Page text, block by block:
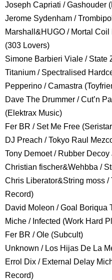
Joseph Capriati / Gashouder
Jerome Sydenham /
Marshall&HUGO / Mortal
(303 Lovers)
Simone Barbieri Viale / State
Titanium / Spectralised
Pepperino / Camastra
Dave The Drummer / Cut’n
(Elektrax Music)
Fer BR / Set Me Free
DJ Preach / Tokyo Raul
Tony Demoet / Rubber
Christian fischer&Wehbba /
Chris Liberator&String moss
Record)
David Moleon / Goal Boriqua
Miche / Infected (Work Hard
Fer BR / Ole (Subcult)
Unknown / Los Hijas De La
Errol Dix / External Delay
Record)